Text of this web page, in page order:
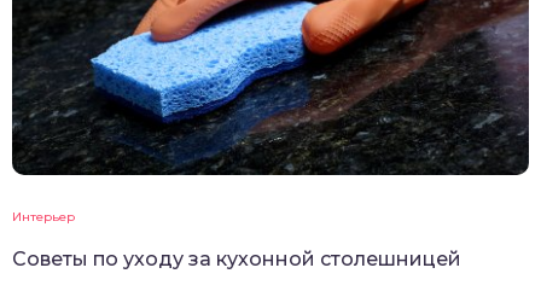
Интерьер
Советы по уходу за кухонной столешницей